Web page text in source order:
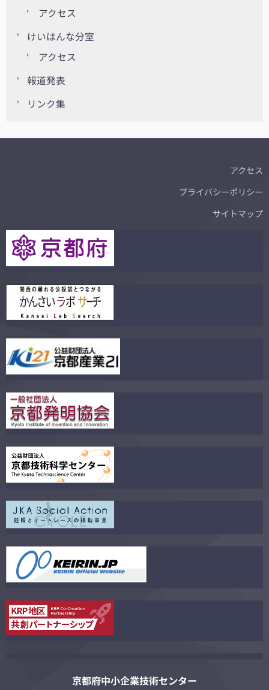
アクセス
けいはんな分室
アクセス
報道発表
リンク集
アクセス
プライバシーポリシー
サイトマップ
京都府中小企業技術センター